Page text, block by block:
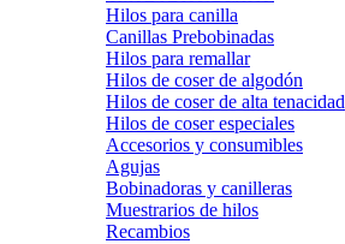
Hilos para canilla
Canillas Prebobinadas
Hilos para remallar
Hilos de coser de algodón
Hilos de coser de alta tenacidad
Hilos de coser especiales
Accesorios y consumibles
Agujas
Bobinadoras y canilleras
Muestrarios de hilos
Recambios